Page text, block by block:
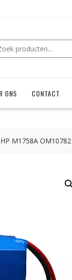
ONS CONTACT
M1758A OM10782